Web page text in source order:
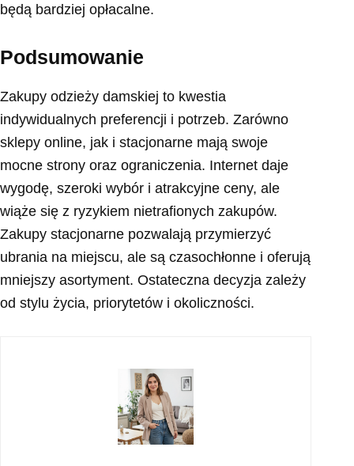
będą bardziej opłacalne.
Podsumowanie
Zakupy odzieży damskiej to kwestia
indywidualnych preferencji i potrzeb. Zarówno
sklepy online, jak i stacjonarne mają swoje
mocne strony oraz ograniczenia. Internet daje
wygodę, szeroki wybór i atrakcyjne ceny, ale
wiąże się z ryzykiem nietrafionych zakupów.
Zakupy stacjonarne pozwalają przymierzyć
ubrania na miejscu, ale są czasochłonne i oferują
mniejszy asortyment. Ostateczna decyzja zależy
od stylu życia, priorytetów i okoliczności.